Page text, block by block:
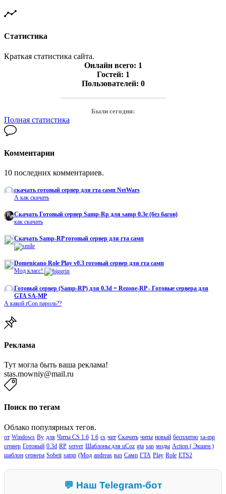
Статистика
Краткая статистика сайта.
Онлайн всего: 1
Гостей: 1
Пользователей: 0
───────────────────
Были сегодня:
Полная статистика
Комментарии
10 последних комментариев.
скачать готовый сервер для гта самп NetWars
А как скачать
Cкачать Готовый сервер Samp-Rp для samp 0.3e (без багов)
как скачать
Скачать Samp-RP готовый сервер для гта самп
Domenicano Role Play v0.3 готовый сервер для гта самп
Мод класс!
Готовый сервер (Samp-RP) для 0.3d = Rezone-RP - Готовые сервера для
GTA SA-MP
А какой rCon пароль??
Реклама
Тут могла быть ваша реклама!
stas.mowniy@mail.ru
Поиск по тегам
Облако популярных тегов.
от Windows By для Читы CS 1.6 1.6 cs чит Скачать читы новый бесплатно sa-mp
сервер Готовый 0.3d RP server Шаблоны для uCoz gta san моды Action ( Экшен )
шаблон сервера Sobeit samp (Мод andreas ваз Самп ГТА Play Role ETS2
💬 Наш Telegram-бот